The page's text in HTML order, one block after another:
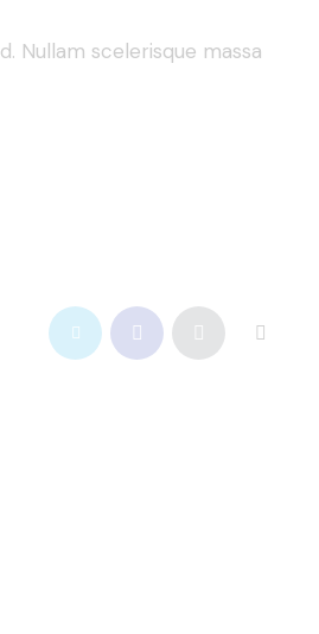
Nullam scelerisque massa
Twitter- FacebookShare- Copy